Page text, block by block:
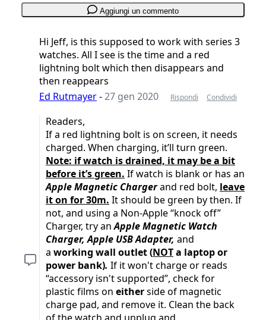
Aggiungi un commento
Hi Jeff, is this supposed to work with series 3
watches. All I see is the time and a red
lightning bolt which then disappears and
then reappears
Ed Rutmayer-27 gen 2020 Rispondi Condividi
Readers,
If a red lightning bolt is on screen, it needs
charged. When charging, it’ll turn green.
Note: if watch is drained, it may be a bit
before it’s green. If watch is blank or has an
Apple Magnetic Chargerand red bolt, leave
it on for 30m. It should be green by then. If
not, and using a Non-Apple “knock off”
Charger, try anApple Magnetic Watch
Charger, Apple USB Adapter, and
a working wall outlet (NOTa laptop or
power bank). If it won't charge or reads
“accessory isn't supported”, check for
plastic films on eitherside of magnetic
charge pad, and remove it. Clean the back